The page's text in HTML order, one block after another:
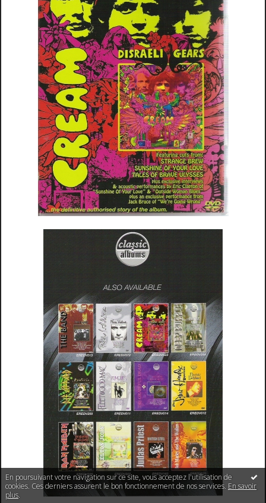
En poursuivant votre navigation sur ce site, vous acceptez l'utilisation de
cookies. Ces derniers assurent le bon fonctionnement de nos services. En savoir
plus.